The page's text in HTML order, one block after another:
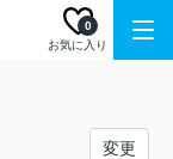
お気に入り
0
変更